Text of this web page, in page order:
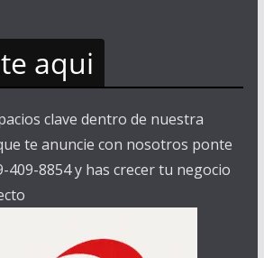
aqui
clave dentro de nuestra
te anuncie con nosotros ponte
409-8854 y has crecer tu negocio